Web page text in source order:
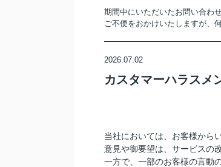
期間中にいただいたお問い合わ
ご不便をおかけいたしますが、
2026.07.02
カスタマーハラスメ
当社においては、お客様から
意見や御要望は、サービスの
一方で、一部のお客様の言動